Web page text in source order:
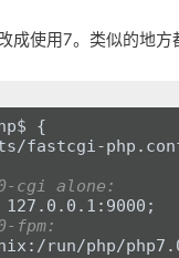
成使用7。类似的地方
{
cgi alone:
fpm:
run/php/